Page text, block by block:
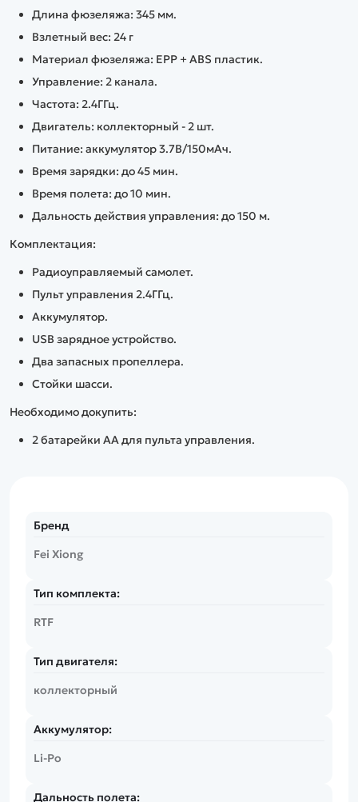
Длина фюзеляжа: 345 мм.
Взлетный вес: 24 г
Материал фюзеляжа: EPP + ABS пластик.
Управление: 2 канала.
Частота: 2.4ГГц.
Двигатель: коллекторный - 2 шт.
Питание: аккумулятор 3.7В/150мАч.
Время зарядки: до 45 мин.
Время полета: до 10 мин.
Дальность действия управления: до 150 м.
Комплектация:
Радиоуправляемый самолет.
Пульт управления 2.4ГГц.
Аккумулятор.
USB зарядное устройство.
Два запасных пропеллера.
Стойки шасси.
Необходимо докупить:
2 батарейки АА для пульта управления.
Бренд
Fei Xiong
Тип комплекта:
RTF
Тип двигателя:
коллекторный
Аккумулятор:
Li-Po
Дальность полета: